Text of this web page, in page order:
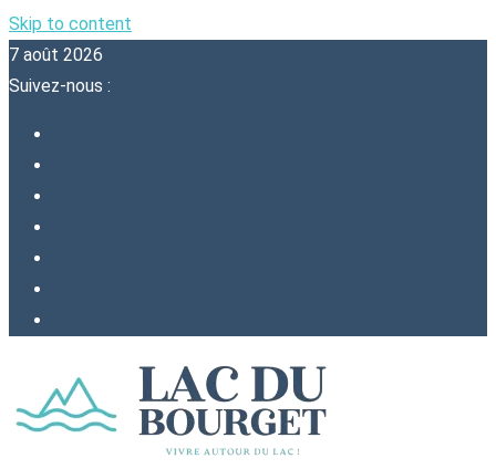
Skip to content
7 août 2026
Suivez-nous :